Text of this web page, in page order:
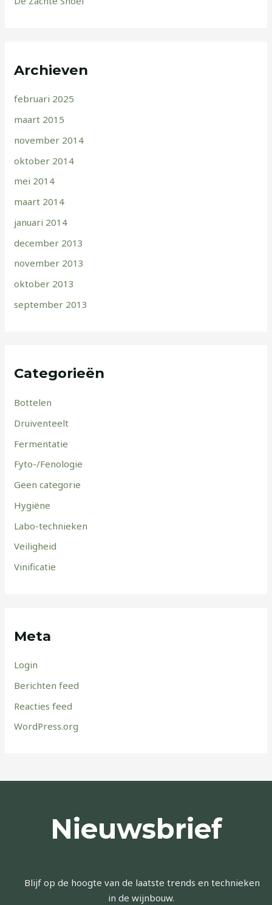
Archieven
februari 2025
maart 2015
november 2014
oktober 2014
mei 2014
maart 2014
januari 2014
december 2013
november 2013
oktober 2013
september 2013
Categorieën
Bottelen
Druiventeelt
Fermentatie
Fyto-/Fenologie
Geen categorie
Hygiëne
Labo-technieken
Veiligheid
Vinificatie
Meta
Login
Berichten feed
Reacties feed
WordPress.org
Nieuwsbrief
Blijf op de hoogte van de laatste trends en technieken
in de wijnbouw.